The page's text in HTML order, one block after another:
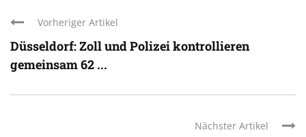
Vorheriger Artikel
Düsseldorf: Zoll und Polizei kontrollieren
gemeinsam 62 ...
Nächster Artikel